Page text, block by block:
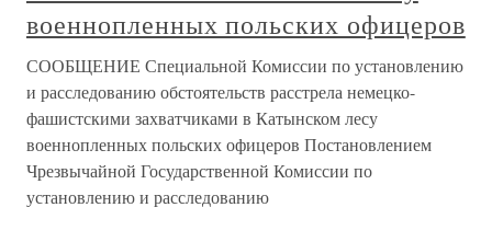
военнопленных польских офицеров
СООБЩЕНИЕ Специальной Комиссии по установлению
и расследованию обстоятельств расстрела немецко-
фашистскими захватчиками в Катынском лесу
военнопленных польских офицеров Постановлением
Чрезвычайной Государственной Комиссии по
установлению и расследованию